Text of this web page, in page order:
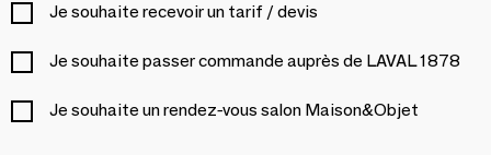
Je souhaite recevoir un tarif / devis
Je souhaite passer commande auprès de LAVAL 1878
Je souhaite un rendez-vous salon Maison&Objet